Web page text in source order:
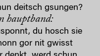
deitsch gsungen?
hauptband:
du hosch sie
gor nit gwisst